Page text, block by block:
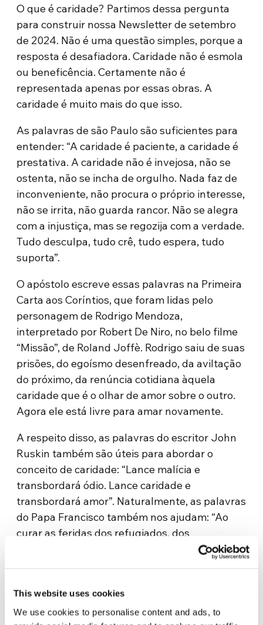
This website uses cookies
We use cookies to personalise content and ads, to
O que é caridade? Partimos dessa pergunta
para construir nossa Newsletter de setembro
de 2024. Não é uma questão simples, porque a
resposta é desafiadora. Caridade não é esmola
ou beneficência. Certamente não é
representada apenas por essas obras. A
caridade é muito mais do que isso.
As palavras de são Paulo são suficientes para
entender: “A caridade é paciente, a caridade é
prestativa. A caridade não é invejosa, não se
ostenta, não se incha de orgulho. Nada faz de
inconveniente, não procura o próprio interesse,
não se irrita, não guarda rancor. Não se alegra
com a injustiça, mas se regozija com a verdade.
Tudo desculpa, tudo crê, tudo espera, tudo
suporta”.
O apóstolo escreve essas palavras na Primeira
Carta aos Coríntios, que foram lidas pelo
personagem de Rodrigo Mendoza,
interpretado por Robert De Niro, no belo filme
“Missão”, de Roland Joffè. Rodrigo saiu de suas
prisões, do egoísmo desenfreado, da aviltação
do próximo, da renúncia cotidiana àquela
caridade que é o olhar de amor sobre o outro.
Agora ele está livre para amar novamente.
A respeito disso, as palavras do escritor John
Ruskin também são úteis para abordar o
conceito de caridade: “Lance malícia e
transbordará ódio. Lance caridade e
transbordará amor”. Naturalmente, as palavras
do Papa Francisco também nos ajudam: “Ao
curar as feridas dos refugiados, dos
deslocados e das vítimas do tráfico, colocamos
estrangeiro, com aqueles que sofrem, com
todas as vítimas inocentes da violência e da